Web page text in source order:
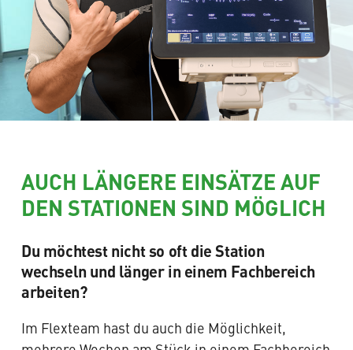
AUCH LÄNGERE EINSÄTZE AUF
DEN STATIONEN SIND MÖGLICH
Du möchtest nicht so oft die Station
wechseln und länger in einem Fachbereich
arbeiten?
Im Flexteam hast du auch die Möglichkeit,